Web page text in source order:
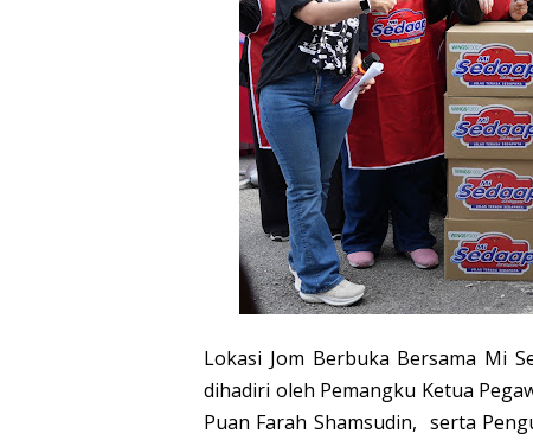
Lokasi Jom Berbuka Bersama Mi
dihadiri oleh Pemangku Ketua
Puan Farah Shamsudin, serta